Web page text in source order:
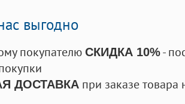
выгодно
покупателю СКИДКА 10%-
ДОСТАВКА при заказе